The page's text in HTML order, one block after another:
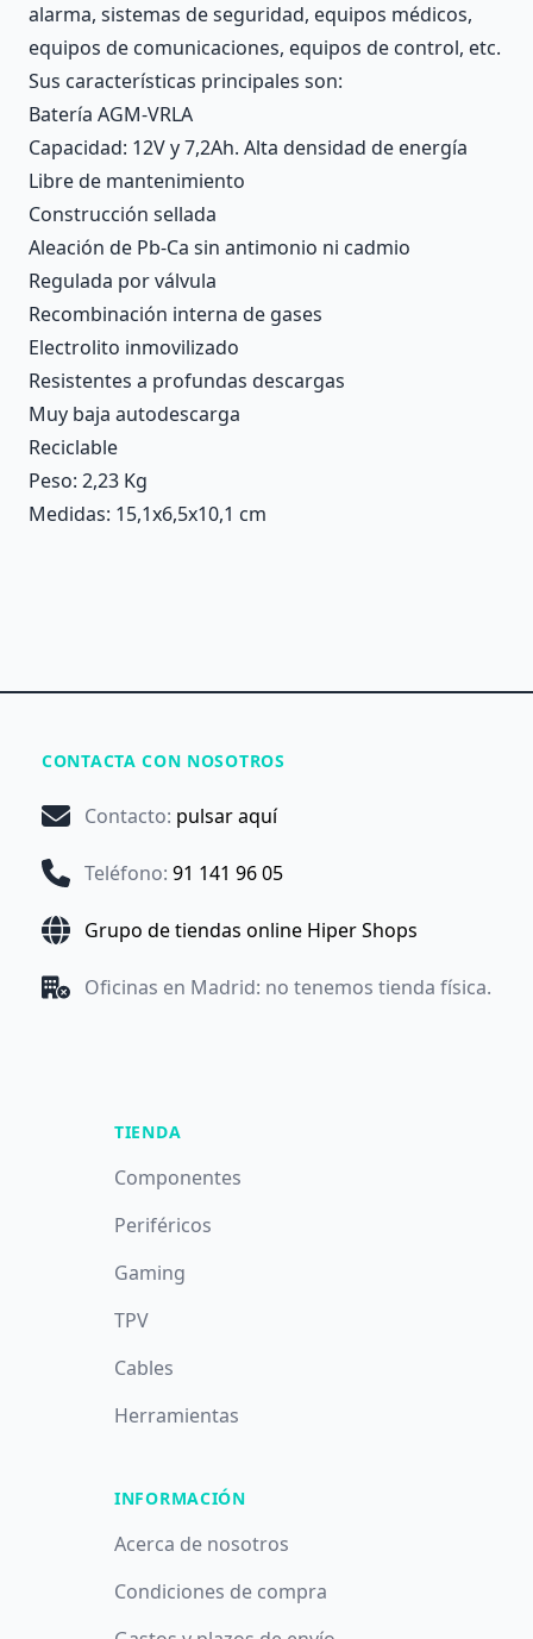
alarma, sistemas de seguridad, equipos médicos,
equipos de comunicaciones, equipos de control, etc.
Sus características principales son:
Batería AGM-VRLA
Capacidad: 12V y 7,2Ah. Alta densidad de energía
Libre de mantenimiento
Construcción sellada
Aleación de Pb-Ca sin antimonio ni cadmio
Regulada por válvula
Recombinación interna de gases
Electrolito inmovilizado
Resistentes a profundas descargas
Muy baja autodescarga
Reciclable
Peso: 2,23 Kg
Medidas: 15,1x6,5x10,1 cm
CONTACTA CON NOSOTROS
Contacto: pulsar aquí
Teléfono: 91 141 96 05
Grupo de tiendas online Hiper Shops
Oficinas en Madrid: no tenemos tienda física.
TIENDA
Componentes
Periféricos
Gaming
TPV
Cables
Herramientas
INFORMACIÓN
Acerca de nosotros
Condiciones de compra